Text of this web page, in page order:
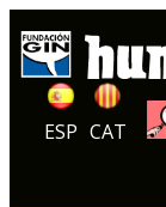
ESP CAT